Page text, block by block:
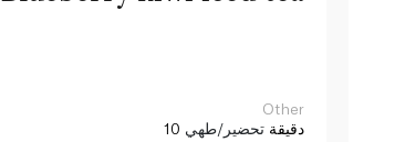
Other
10 دقيقة تحضير/طهي